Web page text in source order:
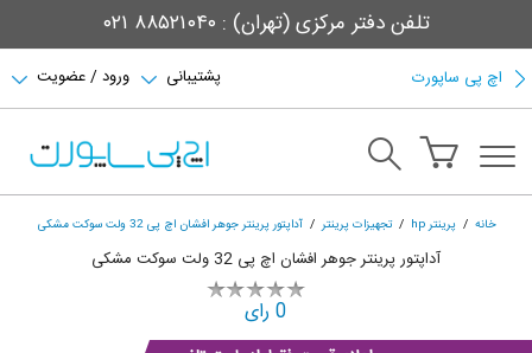
تلفن دفتر مرکزی (تهران) : ۸۸۵۲۱۰۴۰ ۰۲۱
اچ پی ساپورت ورود / عضویت پشتیبانی
خانه پرینتر hp تجهیزات پرینتر آداپتور پرینتر جوهر افشان اچ پی 32 ولت سوکت مشکی
آداپتور پرینتر جوهر افشان اچ پی 32 ولت سوکت مشکی
0 رای